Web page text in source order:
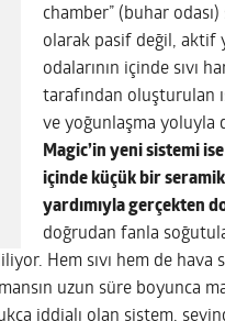
chamber” (buhar
olarak pasif değil, aktif
odalarının içinde sıvı
tarafından oluşturulan
ve yoğunlaşma yoluyla
Magic’in yeni sistemi ise
içinde küçük bir
yardımıyla gerçekten
doğrudan fanla
Hem sıvı hem de hava
uzun süre boyunca
iddialı olan sistem,